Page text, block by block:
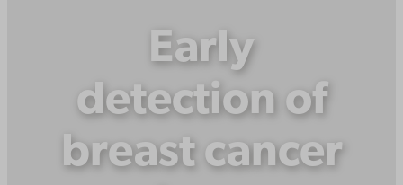
Early
detection of
breast cancer